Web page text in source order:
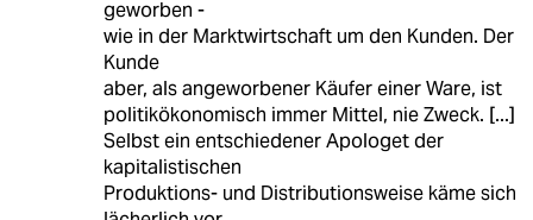
geworben -
wie in der Marktwirtschaft um den Kunden. Der
Kunde
aber, als angeworbener Käufer einer Ware, ist
politikökonomisch immer Mittel, nie Zweck. [...]
Selbst ein entschiedener Apologet der
kapitalistischen
Produktions- und Distributionsweise käme sich